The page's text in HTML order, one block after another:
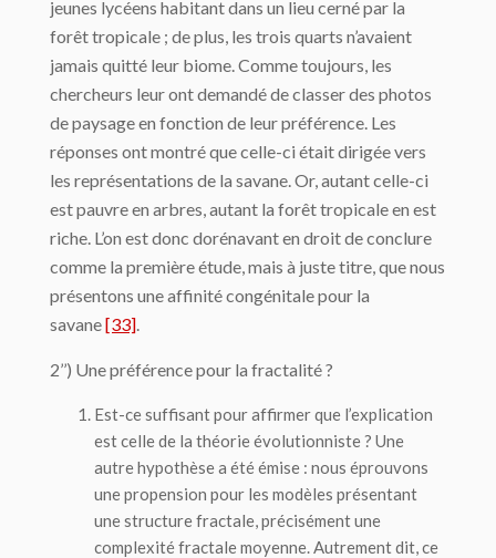
jeunes lycéens habitant dans un lieu cerné par la
forêt tropicale ; de plus, les trois quarts n’avaient
jamais quitté leur biome. Comme toujours, les
chercheurs leur ont demandé de classer des photos
de paysage en fonction de leur préférence. Les
réponses ont montré que celle-ci était dirigée vers
les représentations de la savane. Or, autant celle-ci
est pauvre en arbres, autant la forêt tropicale en est
riche. L’on est donc dorénavant en droit de conclure
comme la première étude, mais à juste titre, que nous
présentons une affinité congénitale pour la
savane[33].
2’’) Une préférence pour la fractalité ?
Est-ce suffisant pour affirmer que l’explication
est celle de la théorie évolutionniste ? Une
autre hypothèse a été émise : nous éprouvons
une propension pour les modèles présentant
une structure fractale, précisément une
complexité fractale moyenne. Autrement dit, ce